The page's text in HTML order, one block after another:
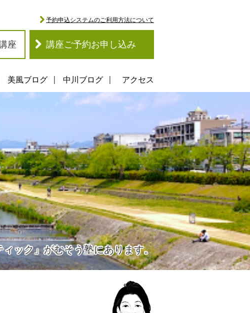
座 講座ご予約お申し込み
予約申込システムのご利用方法について
美風ブログ 中川ブログ アクセス
ック」がむそう塾にあります。